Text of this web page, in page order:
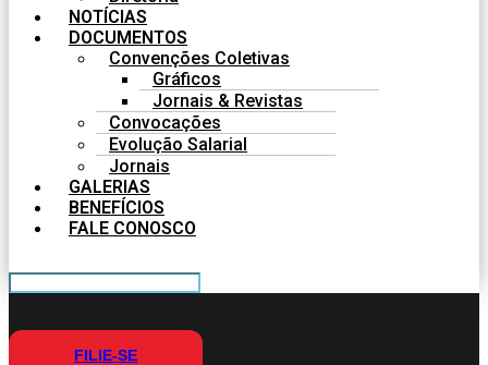
NOTÍCIAS
DOCUMENTOS
Convenções Coletivas
Gráficos
Jornais & Revistas
Convocações
Evolução Salarial
Jornais
GALERIAS
BENEFÍCIOS
FALE CONOSCO
FILIE-SE